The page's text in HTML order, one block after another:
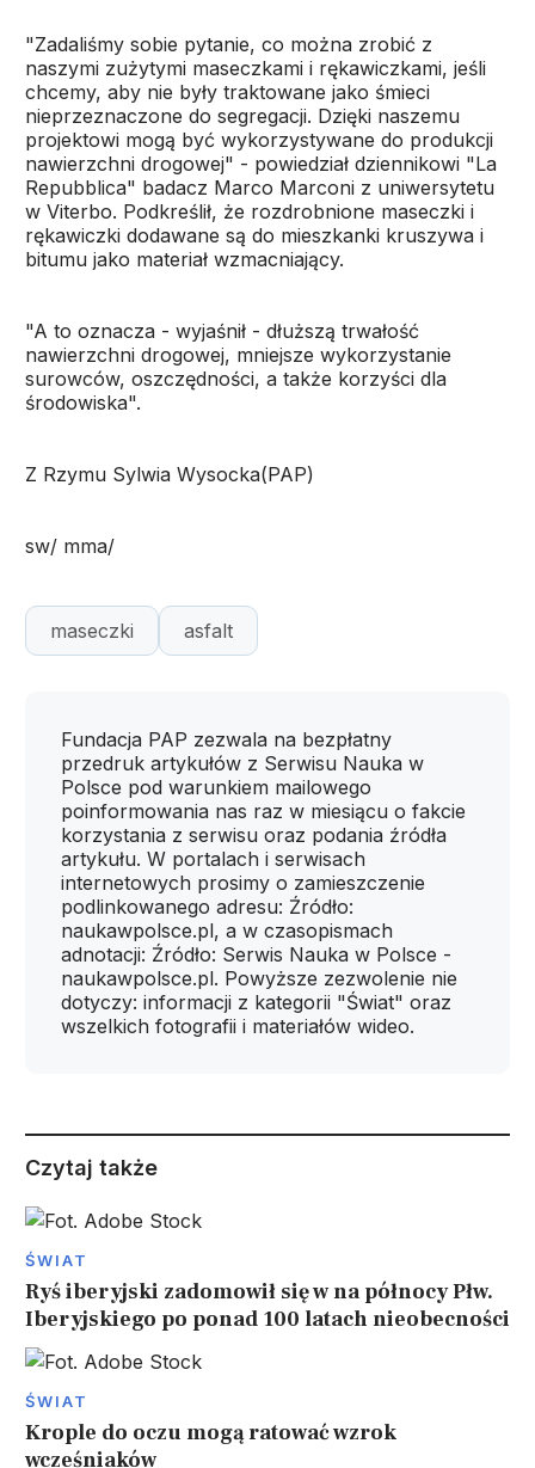
"Zadaliśmy sobie pytanie, co można zrobić z
naszymi zużytymi maseczkami i rękawiczkami, jeśli
chcemy, aby nie były traktowane jako śmieci
nieprzeznaczone do segregacji. Dzięki naszemu
projektowi mogą być wykorzystywane do produkcji
nawierzchni drogowej" - powiedział dziennikowi "La
Repubblica" badacz Marco Marconi z uniwersytetu
w Viterbo. Podkreślił, że rozdrobnione maseczki i
rękawiczki dodawane są do mieszkanki kruszywa i
bitumu jako materiał wzmacniający.
"A to oznacza - wyjaśnił - dłuższą trwałość
nawierzchni drogowej, mniejsze wykorzystanie
surowców, oszczędności, a także korzyści dla
środowiska".
Z Rzymu Sylwia Wysocka(PAP)
sw/ mma/
maseczki asfalt
Fundacja PAP zezwala na bezpłatny
przedruk artykułów z Serwisu Nauka w
Polsce pod warunkiem mailowego
poinformowania nas raz w miesiącu o fakcie
korzystania z serwisu oraz podania źródła
artykułu. W portalach i serwisach
internetowych prosimy o zamieszczenie
podlinkowanego adresu: Źródło:
naukawpolsce.pl, a w czasopismach
adnotacji: Źródło: Serwis Nauka w Polsce -
naukawpolsce.pl. Powyższe zezwolenie nie
dotyczy: informacji z kategorii "Świat" oraz
wszelkich fotografii i materiałów wideo.
Czytaj także
ŚWIAT
Ryś iberyjski zadomowił się w na północy Płw.
Iberyjskiego po ponad 100 latach nieobecności
ŚWIAT
Krople do oczu mogą ratować wzrok
wcześniaków